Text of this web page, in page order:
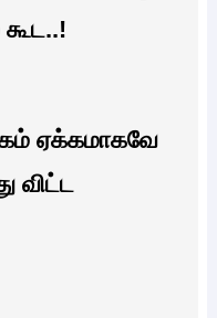
ஏக்கமாகவே
விட்ட